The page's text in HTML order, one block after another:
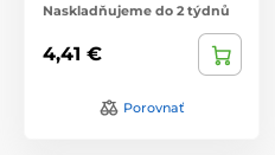
Naskladňujeme do 2 týdnů
4,41 €
Porovnať